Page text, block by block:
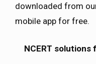
downloaded from
mobile app for free.
NCERT solutions